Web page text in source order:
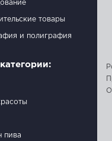
товары
и полиграфия
пива